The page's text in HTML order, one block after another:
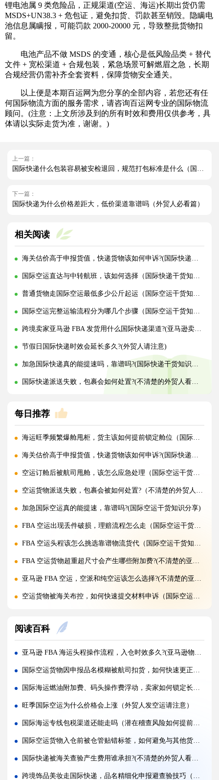
锂电池属 9 类危险品，正规渠道(空运、海运)长期出货仍需
MSDS+UN38.3 + 危包证，避免扣货、罚款甚至销毁。隐瞒电
池信息属瞒报，可能罚款 2000-20000 元，导致整批货物扣
留。
电池产品不做 MSDS 的变通，核心是低风险品类 + 替代
文件 + 宽松渠道 + 合规包装，紧急场景可解燃眉之急，长期
合规经营仍需补齐全套资料，保障货物安全通关。
以上便是本期百运网为您分享的全部内容，若您还有任
何国际物流方面的服务需求，请咨询百运网专业的国际物流
顾问。(注意：上文所涉及到的所有时效和费用仅供参考，具
体请以实际走货为准，谢谢。)
上一篇：
下一篇：
国际快递为什么价格差距大，低价渠道靠谱吗（外贸人必看篇）
相关阅读
海关估价高于申报货值，快递货物该如何申诉?(国际快递干货知识分享)
国际空运直达与中转航班，该如何选择（国际快递干货知识分享）
普通货物走国际空运最低多少公斤起运（国际空运干货知识分享）
国际空运完整运输流程分为哪几个步骤（国际空运干货知识分享）
跨境卖家亚马逊 FBA 发货用什么国际快递渠道?(亚马逊卖家必看篇)
节假日国际快递时效会延长多久?(外贸人请注意)
加急国际快递真的能提速吗，靠谱吗?(国际快递干货知识分享)
国际快递派送失败，包裹会如何处置?(不清楚的外贸人看过来)
每日推荐
海运旺季频繁爆舱甩柜，货主该如何提前锁定舱位（国际海运干货知识分享）
海关估价高于申报货值，快递货物该如何申诉?(国际快递干货知识分享)
空运订舱后被航司甩舱，该怎么应急处理（国际空运干货知识分享）
空运货物派送失败，包裹会被如何处置?（不清楚的外贸人看过来）
加急国际空运真的能提速，靠谱吗?(国际空运干货知识分享)
FBA 空运出现丢件破损，理赔流程怎么走（国际空运干货知识分享）
FBA 空运头程该怎么挑选靠谱物流货代（国际空运干货知识分享）
FBA 空运货物超重超尺寸会产生哪些附加费?(不清楚的亚马逊卖家看过来)
亚马逊 FBA 空运，空派和纯空运该怎么选择?(不清楚的亚马逊卖家看过来)
空运货物被海关布控，如何快速提交材料申诉（国际空运干货知识分享）
国际空运低申报被海关查到，罚款比例是多少?(国际空运干货知识分享)
国际空运的运单有什么作用，包含哪些关键信息（国际空运干货知识分享）
国内哪些港口是国际空运主流始发机场（国际空运干货知识分享）
什么是泡货、重货，国际空运分别怎么定价（国际空运干货知识分享）
国际空运直达与中转航班，该如何选择（不清楚的外贸人看过来）
国际空运客机和全货机分别适合运什么货物（国际空运干货知识分享）
国际空运直达与中转航班，该如何选择（国际快递干货知识分享）
国际空运完整运输流程分为哪几个步骤（国际空运干货知识分享）
国际空运和国际快递到底有哪些核心区别（国际物流干货知识分享）
阅读百科
亚马逊 FBA 海运头程操作流程，入仓时效多久?(亚马逊物流干货知识分享)
国际空运货物因申报品名模糊被航司扣货，如何快速更正放行不延误（跨境电商卖家必看篇）
国际海运燃油附加费、码头操作费浮动，卖家如何锁定长期稳定运价（跨境电商卖家请注意）
旺季国际空运为什么价格会上涨（外贸人发空运请注意）
国际海运专线包税渠道还能走吗（潜在稽查风险如何提前规避）
国际空运货物入仓前被仓管贴错标签，如何避免与其他货主货物串货（国际空运干货知识分享）
国际快递被海关查验产生费用谁承担?(不清楚的外贸人看过来)
跨境饰品美妆走国际快递，品名精细化申报避查验技巧（国际快递干货知识分享）